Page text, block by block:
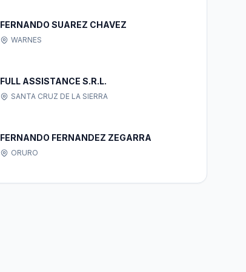
FERNANDO SUAREZ CHAVEZ
WARNES
FULL ASSISTANCE S.R.L.
SANTA CRUZ DE LA SIERRA
FERNANDO FERNANDEZ ZEGARRA
ORURO